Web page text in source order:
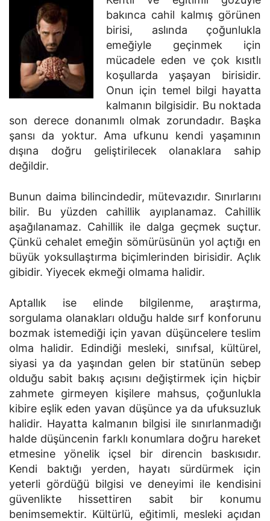
bakınca cahil kalmış görünen
birisi, aslında çoğunlukla
emeğiyle geçinmek için
mücadele eden ve çok kısıtlı
koşullarda yaşayan birisidir.
Onun için temel bilgi hayatta
kalmanın bilgisidir. Bu noktada
son derece donanımlı olmak zorundadır. Başka
şansı da yoktur. Ama ufkunu kendi yaşamının
dışına doğru geliştirilecek olanaklara sahip
değildir.
Bunun daima bilincindedir, mütevazıdır. Sınırlarını
bilir. Bu yüzden cahillik ayıplanamaz. Cahillik
aşağılanamaz. Cahillik ile dalga geçmek suçtur.
Çünkü cehalet emeğin sömürüsünün yol açtığı en
büyük yoksullaştırma biçimlerinden birisidir. Açlık
gibidir. Yiyecek ekmeği olmama halidir.
Aptallık ise elinde bilgilenme, araştırma,
sorgulama olanakları olduğu halde sırf konforunu
bozmak istemediği için yavan düşüncelere teslim
olma halidir. Edindiği mesleki, sınıfsal, kültürel,
siyasi ya da yaşından gelen bir statünün sebep
olduğu sabit bakış açısını değiştirmek için hiçbir
zahmete girmeyen kişilere mahsus, çoğunlukla
kibire eşlik eden yavan düşünce ya da ufuksuzluk
halidir. Hayatta kalmanın bilgisi ile sınırlanmadığı
halde düşüncenin farklı konumlara doğru hareket
etmesine yönelik içsel bir direncin baskısıdır.
Kendi baktığı yerden, hayatı sürdürmek için
yeterli gördüğü bilgisi ve deneyimi ile kendisini
güvenlikte hissettiren sabit bir konumu
benimsemektir. Kültürlü, eğitimli, mesleki açıdan